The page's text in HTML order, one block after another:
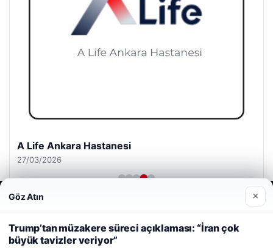
A Life Ankara Hastanesi
27/03/2026
Web sitemizi nasıl kullandığınızı daha iyi anlayabilmek,
deneyiminizi kişiselleştirmek ve geliştirmek amacıyla çerezler
kullanıyoruz.
Çerez Politikamız
Reddet Kabul Et
Göz Atın ×
Trump’tan müzakere süreci açıklaması: “İran çok
büyük tavizler veriyor”